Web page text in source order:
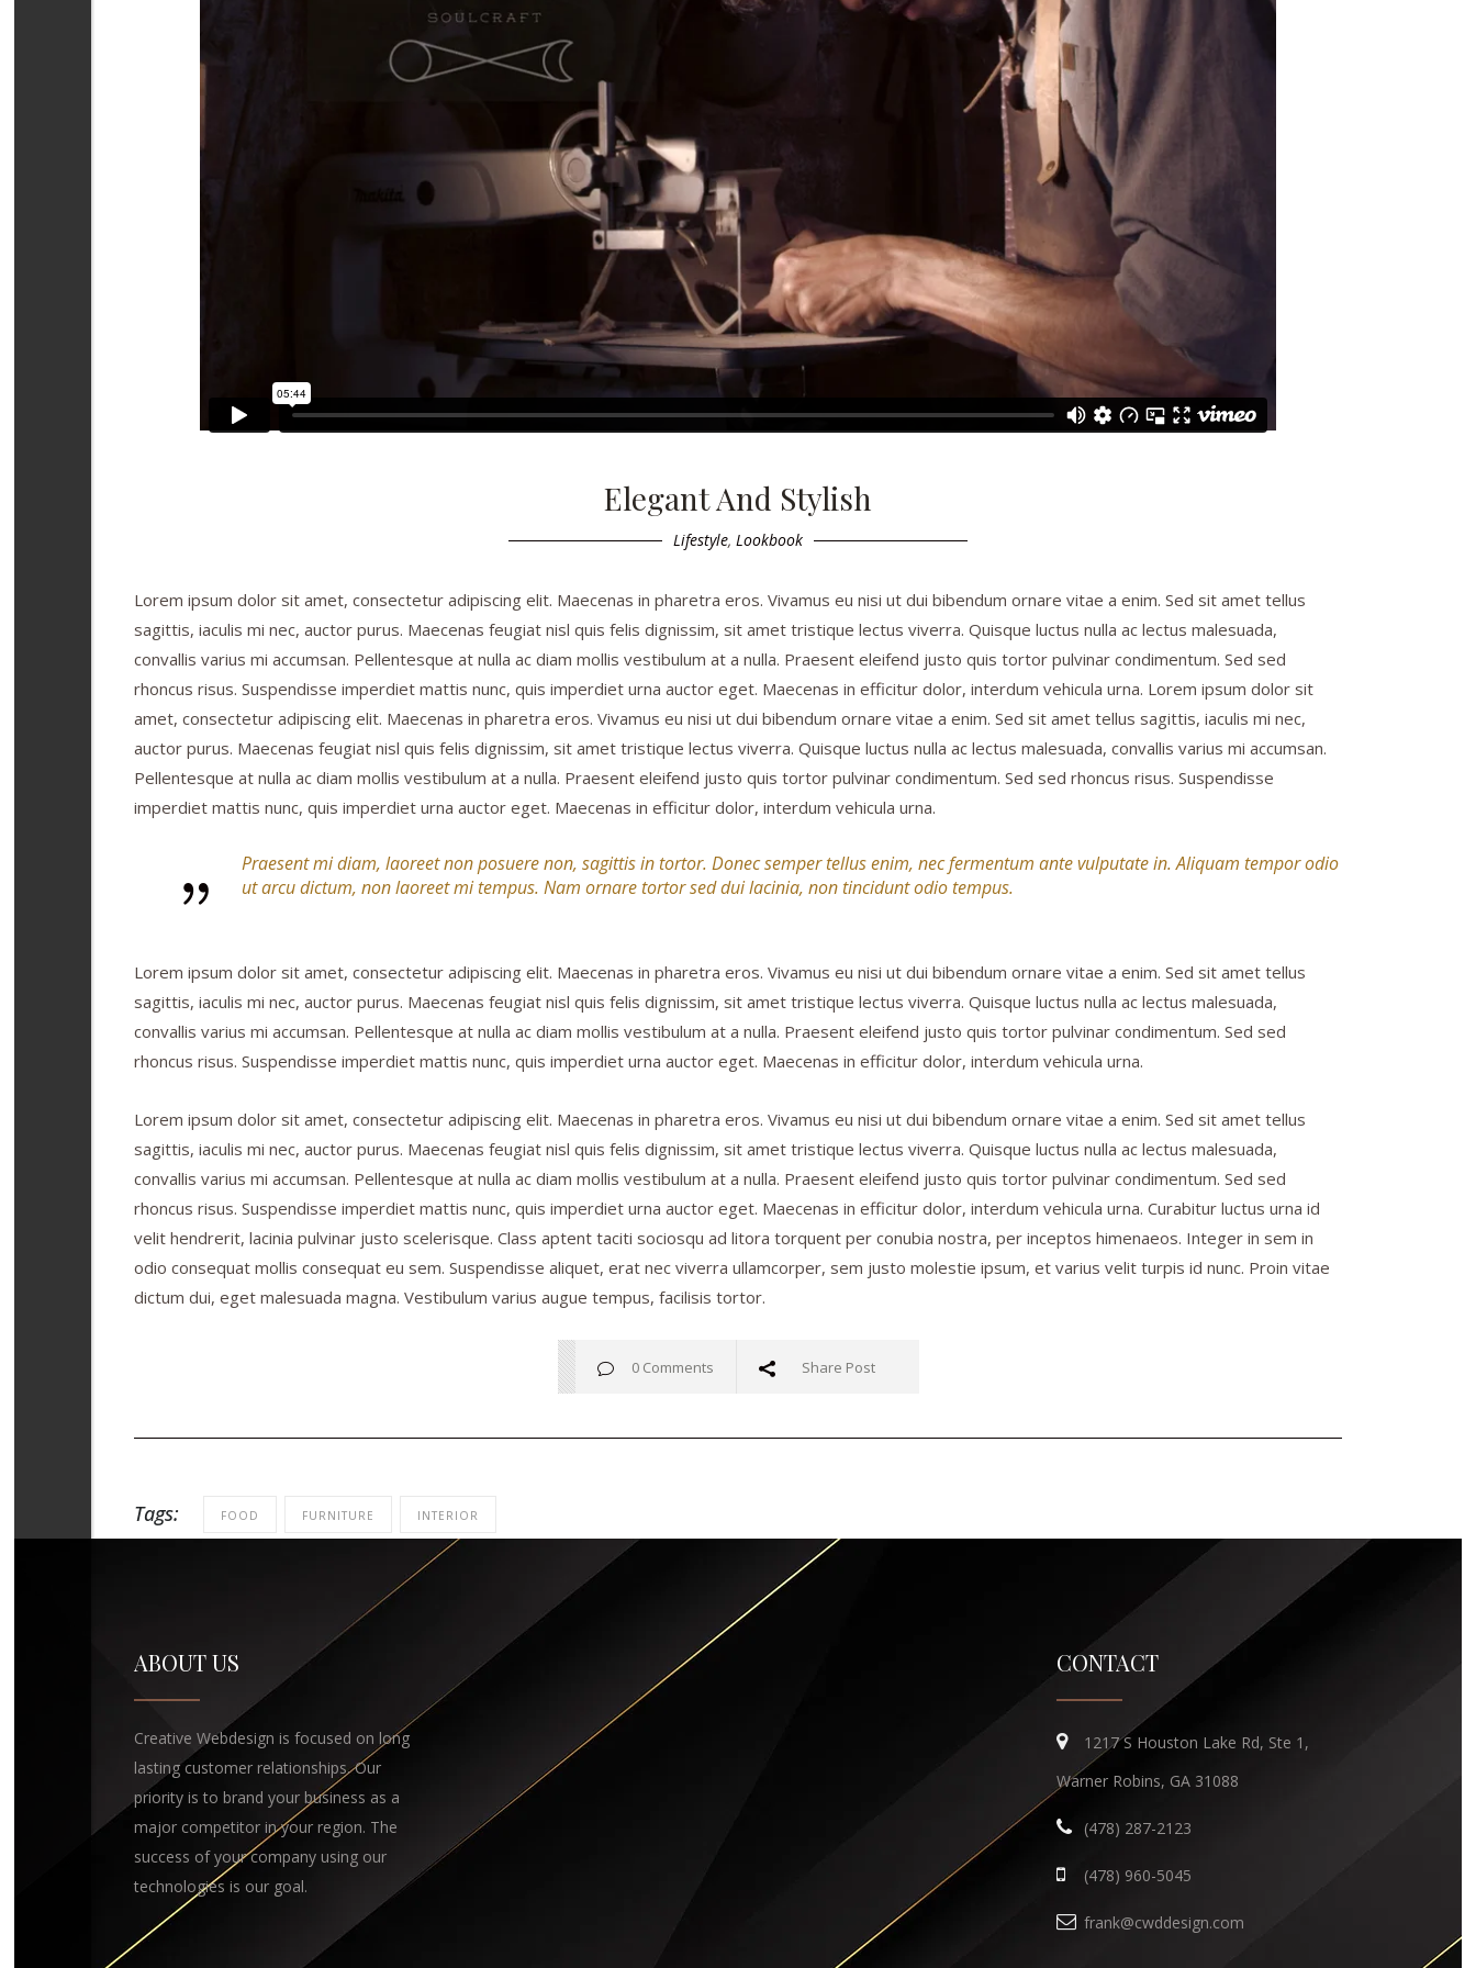
Elegant And Stylish
Lifestyle, Lookbook
Lorem ipsum dolor sit amet, consectetur adipiscing elit. Maecenas in pharetra eros. Vivamus eu nisi ut dui bibendum ornare vitae a enim. Sed sit amet tellus
sagittis, iaculis mi nec, auctor purus. Maecenas feugiat nisl quis felis dignissim, sit amet tristique lectus viverra. Quisque luctus nulla ac lectus malesuada,
convallis varius mi accumsan. Pellentesque at nulla ac diam mollis vestibulum at a nulla. Praesent eleifend justo quis tortor pulvinar condimentum. Sed sed
rhoncus risus. Suspendisse imperdiet mattis nunc, quis imperdiet urna auctor eget. Maecenas in efficitur dolor, interdum vehicula urna. Lorem ipsum dolor sit
amet, consectetur adipiscing elit. Maecenas in pharetra eros. Vivamus eu nisi ut dui bibendum ornare vitae a enim. Sed sit amet tellus sagittis, iaculis mi nec,
auctor purus. Maecenas feugiat nisl quis felis dignissim, sit amet tristique lectus viverra. Quisque luctus nulla ac lectus malesuada, convallis varius mi accumsan.
Pellentesque at nulla ac diam mollis vestibulum at a nulla. Praesent eleifend justo quis tortor pulvinar condimentum. Sed sed rhoncus risus. Suspendisse
imperdiet mattis nunc, quis imperdiet urna auctor eget. Maecenas in efficitur dolor, interdum vehicula urna.
Praesent mi diam, laoreet non posuere non, sagittis in tortor. Donec semper tellus enim, nec fermentum ante vulputate in. Aliquam tempor odio
ut arcu dictum, non laoreet mi tempus. Nam ornare tortor sed dui lacinia, non tincidunt odio tempus.
Lorem ipsum dolor sit amet, consectetur adipiscing elit. Maecenas in pharetra eros. Vivamus eu nisi ut dui bibendum ornare vitae a enim. Sed sit amet tellus
sagittis, iaculis mi nec, auctor purus. Maecenas feugiat nisl quis felis dignissim, sit amet tristique lectus viverra. Quisque luctus nulla ac lectus malesuada,
convallis varius mi accumsan. Pellentesque at nulla ac diam mollis vestibulum at a nulla. Praesent eleifend justo quis tortor pulvinar condimentum. Sed sed
rhoncus risus. Suspendisse imperdiet mattis nunc, quis imperdiet urna auctor eget. Maecenas in efficitur dolor, interdum vehicula urna.
Lorem ipsum dolor sit amet, consectetur adipiscing elit. Maecenas in pharetra eros. Vivamus eu nisi ut dui bibendum ornare vitae a enim. Sed sit amet tellus
sagittis, iaculis mi nec, auctor purus. Maecenas feugiat nisl quis felis dignissim, sit amet tristique lectus viverra. Quisque luctus nulla ac lectus malesuada,
convallis varius mi accumsan. Pellentesque at nulla ac diam mollis vestibulum at a nulla. Praesent eleifend justo quis tortor pulvinar condimentum. Sed sed
rhoncus risus. Suspendisse imperdiet mattis nunc, quis imperdiet urna auctor eget. Maecenas in efficitur dolor, interdum vehicula urna. Curabitur luctus urna id
velit hendrerit, lacinia pulvinar justo scelerisque. Class aptent taciti sociosqu ad litora torquent per conubia nostra, per inceptos himenaeos. Integer in sem in
odio consequat mollis consequat eu sem. Suspendisse aliquet, erat nec viverra ullamcorper, sem justo molestie ipsum, et varius velit turpis id nunc. Proin vitae
dictum dui, eget malesuada magna. Vestibulum varius augue tempus, facilisis tortor.
0 Comments Share Post
Tags: FOOD FURNITURE INTERIOR
ABOUT US
Creative Webdesign is focused on long
lasting customer relationships. Our
priority is to brand your business as a
major competitor in your region. The
success of your company using our
technologies is our goal.
CONTACT
1217 S Houston Lake Rd, Ste 1,
Warner Robins, GA 31088
(478) 287-2123
(478) 960-5045
frank@cwddesign.com